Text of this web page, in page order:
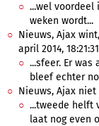
...wel
weken wordt...
Nieuws, Ajax
april 2014, 18:21:31
...sfeer. Er was
bleef echter
Nieuws, Ajax niet
...tweede helft
laat nog even